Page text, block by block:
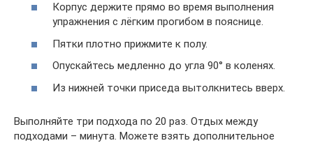
Корпус держите прямо во время выполнения
упражнения с лёгким прогибом в пояснице.
Пятки плотно прижмите к полу.
Опускайтесь медленно до угла 90° в коленях.
Из нижней точки приседа вытолкнитесь вверх.
Выполняйте три подхода по 20 раз. Отдых между
подходами – минута. Можете взять дополнительное